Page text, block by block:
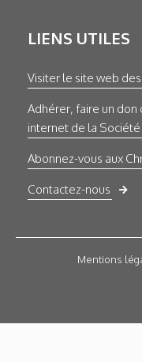
LIENS UTILES
Visiter le site web
Adhérer, faire un don
internet de la
Abonnez-vous aux
Contactez-nous
Mentions